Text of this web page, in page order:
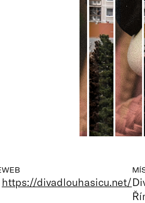
WEB
https://divadlouhasicu.net/